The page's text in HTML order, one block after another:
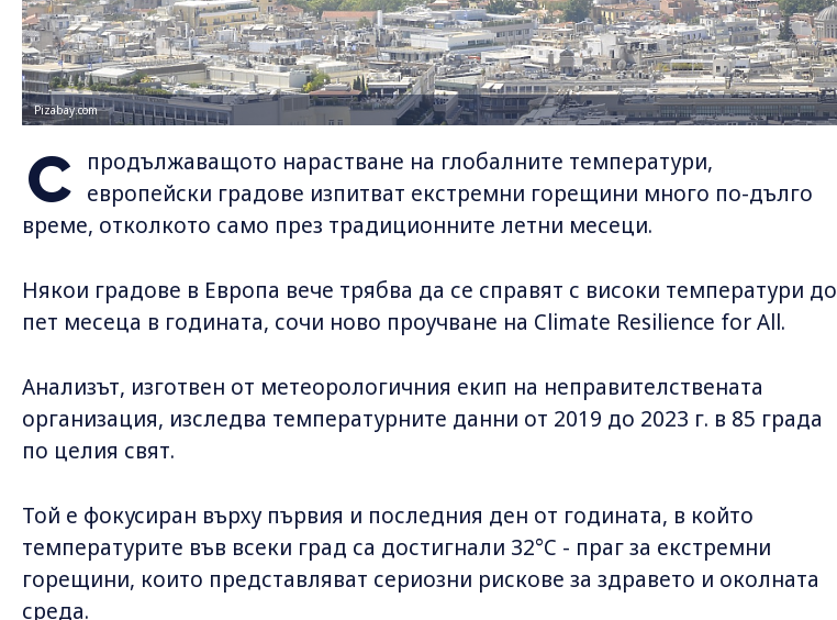
Pizabay.com
С
продължаващото нарастване на глобалните температури,
европейски градове изпитват екстремни горещини много по-дълго
време, отколкото само през традиционните летни месеци.
Някои градове в Европа вече трябва да се справят с високи температури до
пет месеца в годината, сочи ново проучване на Climate Resilience for All.
Анализът, изготвен от метеорологичния екип на неправителствената
организация, изследва температурните данни от 2019 до 2023 г. в 85 града
по целия свят.
Той е фокусиран върху първия и последния ден от годината, в който
температурите във всеки град са достигнали 32°C - праг за екстремни
горещини, които представляват сериозни рискове за здравето и околната
среда.